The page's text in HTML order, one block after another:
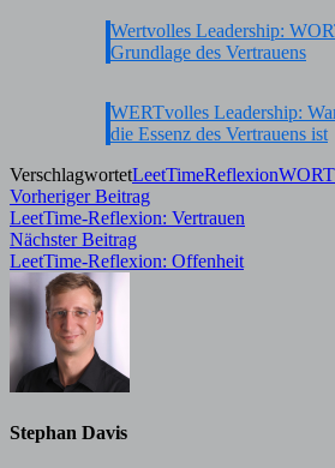
Wertvolles Leadership:
Grundlage des Vertrauens
WERTvolles Leadership:
die Essenz des Vertrauens ist
VerschlagwortetLeetTimeReflexionWORT
Beitragsnavigation
Vorheriger BeitragVorheriger
Beitrag:
LeetTime-Reflexion: Vertrauen
Nächster BeitragNächster
Beitrag:
LeetTime-Reflexion: Offenheit
Stephan Davis